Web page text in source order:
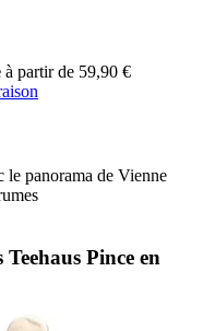
à partir de 59,90 €
le panorama de Vienne
Pince en